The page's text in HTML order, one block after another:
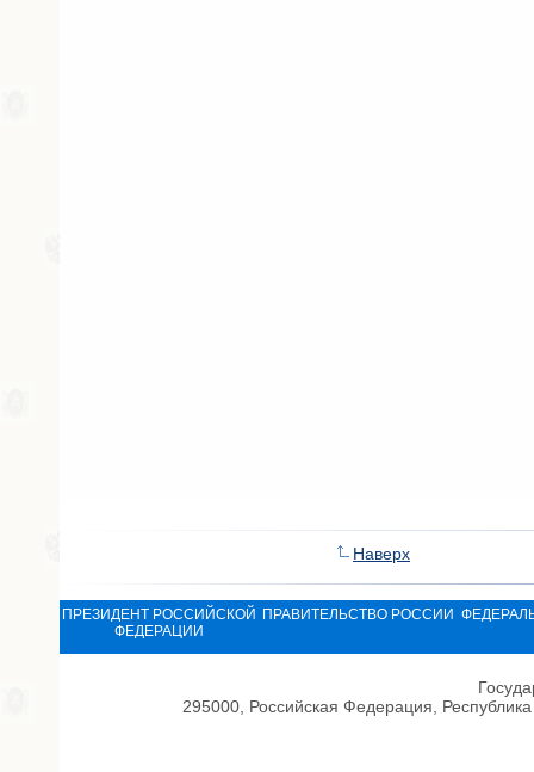
Наверх
ПРЕЗИДЕНТ РОССИЙСКОЙ
ФЕДЕРАЦИИ
ПРАВИТЕЛЬСТВО РОССИИ
295000, Российская Федерация,